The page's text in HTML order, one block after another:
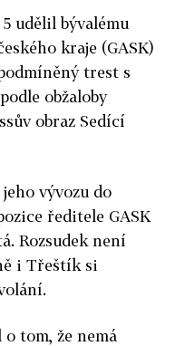
udělil bývalému
kraje (GASK)
trest s
obžaloby
obraz Sedící
vývozu do
ředitele GASK
Rozsudek není
i Třeštík si
tom, že nemá